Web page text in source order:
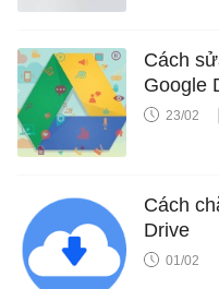
Cách
Google
23/02
Cách
Drive
01/02